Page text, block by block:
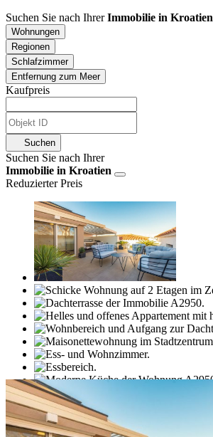
Suchen Sie nach IhrerImmobilie in Kroatien
Wohnungen
Regionen
Schlafzimmer
Entfernung zum Meer
Kaufpreis
Suchen
Suchen Sie nach Ihrer
Immobilie in Kroatien
Reduzierter Preis